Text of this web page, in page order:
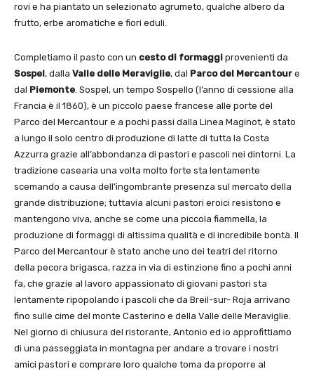
rovi e ha piantato un selezionato agrumeto, qualche albero da
frutto, erbe aromatiche e fiori eduli.
Completiamo il pasto con un cesto di formaggi provenienti da
Sospel, dalla Valle delle Meraviglie, dal Parco del Mercantour e
dal Piemonte . Sospel, un tempo Sospello (l’anno di cessione alla
Francia è il 1860), è un piccolo paese francese alle porte del
Parco del Mercantour e a pochi passi dalla Linea Maginot, è stato
a lungo il solo centro di produzione di latte di tutta la Costa
Azzurra grazie all’abbondanza di pastori e pascoli nei dintorni. La
tradizione casearia una volta molto forte sta lentamente
scemando a causa dell’ingombrante presenza sul mercato della
grande distribuzione; tuttavia alcuni pastori eroici resistono e
mantengono viva, anche se come una piccola fiammella, la
produzione di formaggi di altissima qualità e di incredibile bontà. Il
Parco del Mercantour è stato anche uno dei teatri del ritorno
della pecora brigasca, razza in via di estinzione fino a pochi anni
fa, che grazie al lavoro appassionato di giovani pastori sta
lentamente ripopolando i pascoli che da Breil-sur- Roja arrivano
fino sulle cime del monte Casterino e della Valle delle Meraviglie.
Nel giorno di chiusura del ristorante, Antonio ed io approfittiamo
di una passeggiata in montagna per andare a trovare i nostri
amici pastori e comprare loro qualche toma da proporre al